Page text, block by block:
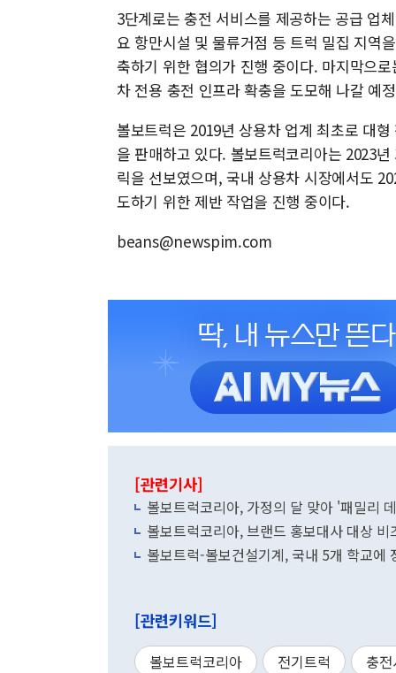
3단계로는 충전 서비스를 제공하는 공급 업
요 항만시설 및 물류거점 등 트럭 밀집 지역
축하기 위한 협의가 진행 중이다. 마지막으
차 전용 충전 인프라 확충을 도모해 나갈 예
볼보트럭은 2019년 상용차 업계 최초로 대
을 판매하고 있다. 볼보트럭코리아는 2023
릭을 선보였으며, 국내 상용차 시장에서도
도하기 위한 제반 작업을 진행 중이다.
beans@newspim.com
[관련기사]
볼보트럭코리아, 가정의 달 맞아 '패밀리
볼보트럭코리아, 브랜드 홍보대사 대상
볼보트럭-볼보건설기계, 국내 5개 학교에
[관련키워드]
볼보트럭코리아 전기트럭 충